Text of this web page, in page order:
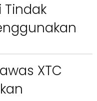
Tindak
Slogan
XTC
Headline